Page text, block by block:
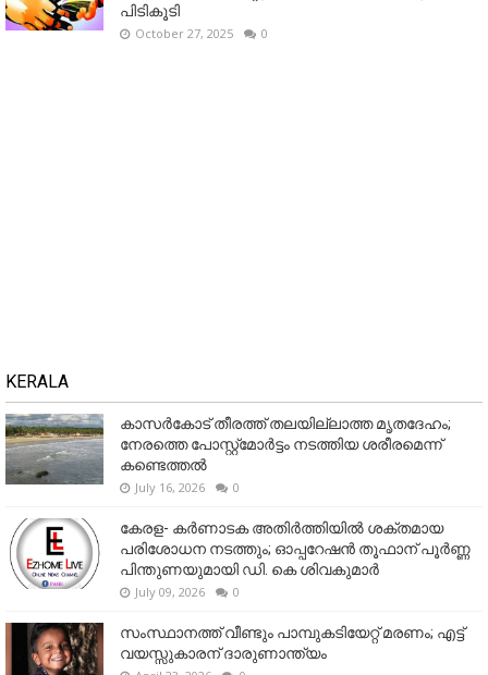
പിടികൂടി
October 27, 2025 0
KERALA
കാസർകോട് തീരത്ത് തലയില്ലാത്ത മൃതദേഹം;
നേരത്തെ പോസ്റ്റ്‌മോർട്ടം നടത്തിയ ശരീരമെന്ന്
കണ്ടെത്തൽ
July 16, 2026 0
കേരള- കർണാടക അതിർത്തിയിൽ ശക്തമായ
പരിശോധന നടത്തും; ഓപ്പറേഷൻ തൂഫാന് പൂർണ്ണ
പിന്തുണയുമായി ഡി. കെ ശിവകുമാർ
July 09, 2026 0
സംസ്ഥാനത്ത് വീണ്ടും പാമ്പുകടിയേറ്റ് മരണം; എട്ട്
വയസ്സുകാരന് ദാരുണാന്ത്യം